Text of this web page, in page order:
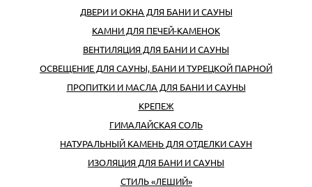
ДВЕРИ И ОКНА ДЛЯ БАНИ И САУНЫ
КАМНИ ДЛЯ ПЕЧЕЙ-КАМЕНОК
ВЕНТИЛЯЦИЯ ДЛЯ БАНИ И САУНЫ
ОСВЕЩЕНИЕ ДЛЯ САУНЫ, БАНИ И ТУРЕЦКОЙ ПАРНОЙ
ПРОПИТКИ И МАСЛА ДЛЯ БАНИ И САУНЫ
КРЕПЕЖ
ГИМАЛАЙСКАЯ СОЛЬ
НАТУРАЛЬНЫЙ КАМЕНЬ ДЛЯ ОТДЕЛКИ САУН
ИЗОЛЯЦИЯ ДЛЯ БАНИ И САУНЫ
СТИЛЬ «ЛЕШИЙ»